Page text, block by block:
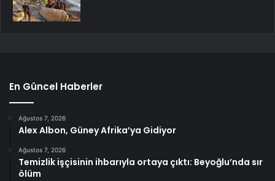
En Güncel Haberler
Ağustos 7, 2026
Alex Albon, Güney Afrika’ya Gidiyor
Ağustos 7, 2026
Temizlik işçisinin ihbarıyla ortaya çıktı: Beyoğlu’nda sır
ölüm